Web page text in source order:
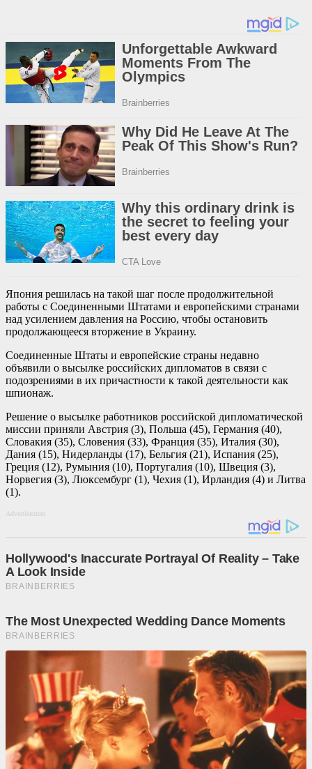
Япония решилась на такой шаг после продолжительной
работы с Соединенными Штатами и европейскими странами
над усилением давления на Россию, чтобы остановить
продолжающееся вторжение в Украину.
Соединенные Штаты и европейские страны недавно
объявили о высылке российских дипломатов в связи с
подозрениями в их причастности к такой деятельности как
шпионаж.
Решение о высылке работников российской дипломатической
миссии приняли Австрия (3), Польша (45), Германия (40),
Словакия (35), Словения (33), Франция (35), Италия (30),
Дания (15), Нидерланды (17), Бельгия (21), Испания (25),
Греция (12), Румыния (10), Португалия (10), Швеция (3),
Норвегия (3), Люксембург (1), Чехия (1), Ирландия (4) и Литва
(1).
Advertisement